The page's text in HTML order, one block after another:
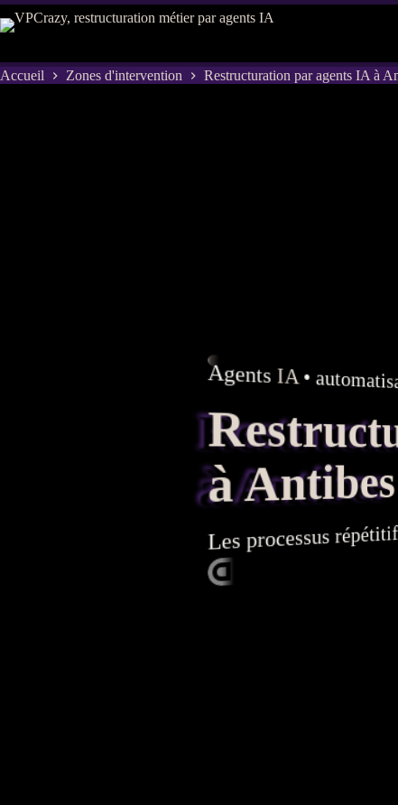
Passer
au
Accueil
Zones d'intervention Restructuration par agents IA à
Agents IA•
à Antibes
Les processusrépétitifs